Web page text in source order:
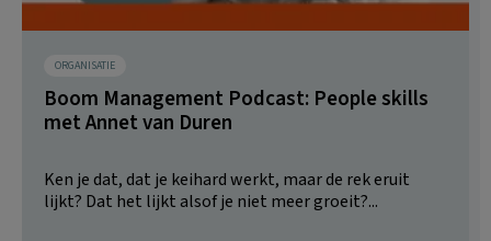
ORGANISATIE
Boom Management Podcast: People skills
met Annet van Duren
Ken je dat, dat je keihard werkt, maar de rek eruit
lijkt? Dat het lijkt alsof je niet meer groeit?...